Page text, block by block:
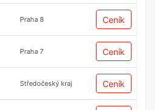
Praha 8 Ceník
Praha 7 Ceník
Středočeský kraj Ceník